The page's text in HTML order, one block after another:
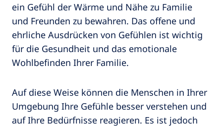
ein Gefühl der Wärme und Nähe zu Familie
und Freunden zu bewahren. Das offene und
ehrliche Ausdrücken von Gefühlen ist wichtig
für die Gesundheit und das emotionale
Wohlbefinden Ihrer Familie.
Auf diese Weise können die Menschen in Ihrer
Umgebung Ihre Gefühle besser verstehen und
auf Ihre Bedürfnisse reagieren. Es ist jedoch